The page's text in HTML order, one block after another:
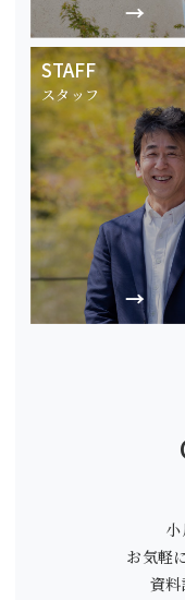
STAFF
スタッフ
お気軽
資